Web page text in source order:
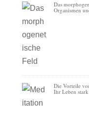
Das
Organismen
Die Vorteile
Ihr Leben